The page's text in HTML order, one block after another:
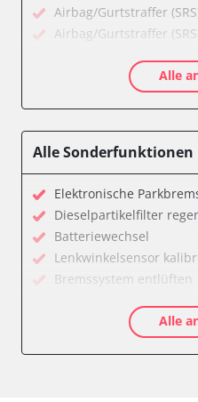
Airbag/Gurtstraffer
Airbag/Gurtstraffer
Aktivlenkung
Anhängersteuergerät
Bedieneinheit
Bordcomputer
CD-Wechsler
Command
Dachbedieneinheit (DBE)
Dämpfungssystem
Dämpfungssystem
Dämpfungssystem
Dämpfungssystem
Alle
Alle Sonderfunktionen
Elektronische
Dieselpartikelfilter
Batteriewechsel
Lenkwinkelsensor
Bremssystem entlüften
Elektronische
Ölservicerückstellung
Alle